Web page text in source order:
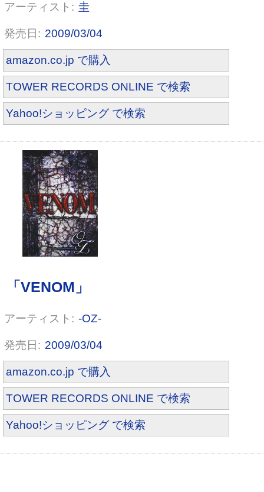
圭
2009/03/04
amazon.co.jp で購入
TOWER RECORDS ONLINE で検索
Yahoo!ショッピング で検索
-OZ-
2009/03/04
amazon.co.jp で購入
TOWER RECORDS ONLINE で検索
Yahoo!ショッピング で検索